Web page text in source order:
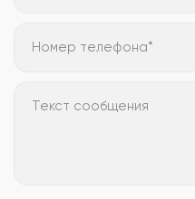
Номер телефона*
Текст сообщения